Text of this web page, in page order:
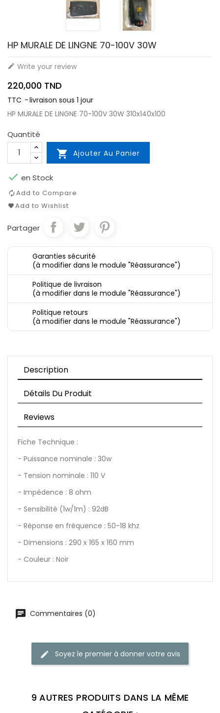
HP MURALE DE LINGNE 70-100V 30W
 Write your review
220,000 TND
TTC
livraison sous 1 jour
HP MURALE DE LINGNE 70-100V 30W 310x140x100
Quantité
 Ajouter Au Panier
 en Stock
Add to Compare
Add to Wishlist
Partager
Garanties sécurité
(à modifier dans le module "Réassurance")
Politique de livraison
(à modifier dans le module "Réassurance")
Politique retours
(à modifier dans le module "Réassurance")
Description
Détails Du Produit
Reviews
Fiche Technique :
- Puissance nominale : 30w
- Tension nominale : 110 V
- Impédence : 8 ohm
- Sensibilité (1w/1m) : 92dB
- Réponse en fréquence : 50-18 khz
- Dimensions : 290 x 165 x 160 mm
- Couleur : Noir
Commentaires (0)
Soyez le premier à donner votre avis
9 AUTRES PRODUITS DANS LA MÊME